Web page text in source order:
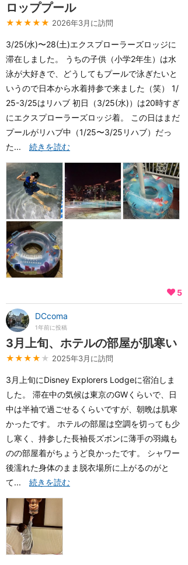
ロッププール
★★★★★ 2026年3月に訪問
3/25(水)〜28(土)エクスプローラーズロッジに
滞在しました。 うちの子供（小学2年生）は水
泳が大好きで、どうしてもプールで泳ぎたいと
いうので日本から水着持参で来ました（笑） 1/
25-3/25はリハブ 初日（3/25(水)）は20時すぎ
にエクスプローラーズロッジ着。 この日はまだ
プールがリハブ中（1/25〜3/25リハブ）だっ
た... 続きを読む
5
DCcoma
1年前に投稿
3月上旬、ホテルの部屋が肌寒い
★★★★ ★ 2025年3月に訪問
3月上旬にDisney Explorers Lodgeに宿泊しま
した。 滞在中の気候は東京のGWくらいで、日
中は半袖で過ごせるくらいですが、朝晩は肌寒
かったです。 ホテルの部屋は空調を切っても少
し寒く、持参した長袖長ズボンに薄手の羽織も
のの部屋着がちょうど良かったです。 シャワー
後濡れた身体のまま脱衣場所に上がるのがと
て... 続きを読む